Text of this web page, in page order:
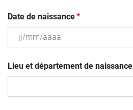
Date de naissance(obligatoire)
*
slash
MM
Lieu et département de naissance